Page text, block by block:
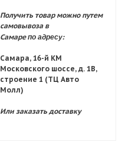
Получить товар можно путем
самовывоза в
Самарепо адресу:
Самара, 16-й КМ
Московского шоссе, д. 1В,
строение 1 (ТЦ Авто
Молл)
Или заказать доставку